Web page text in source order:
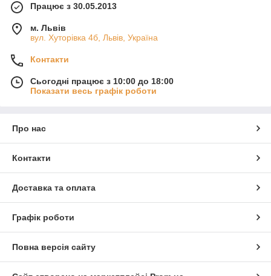
Працює з 30.05.2013
м. Львів
вул. Хуторівка 4б, Львів, Україна
Контакти
Сьогодні працює з 10:00 до 18:00
Показати весь графік роботи
Про нас
Контакти
Доставка та оплата
Графік роботи
Повна версія сайту